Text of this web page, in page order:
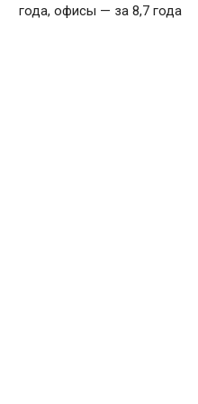
года, офисы — за 8,7 года